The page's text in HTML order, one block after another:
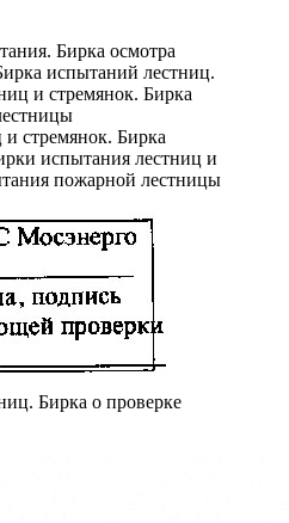
и стремянок. Бирка
испытания лестниц и
пожарной лестницы
Бирка о проверке